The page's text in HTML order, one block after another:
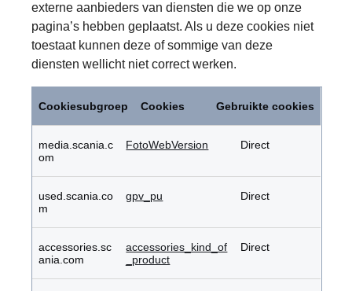
externe aanbieders van diensten die we op onze
pagina’s hebben geplaatst. Als u deze cookies niet
toestaat kunnen deze of sommige van deze
diensten wellicht niet correct werken.
Cookiesubgroep Cookies Gebruikte cookies
media.scania.c
om
FotoWebVersion Direct
used.scania.co
m
gpv_pu Direct
accessories.sc
ania.com
accessories_kind_of
_product
Direct